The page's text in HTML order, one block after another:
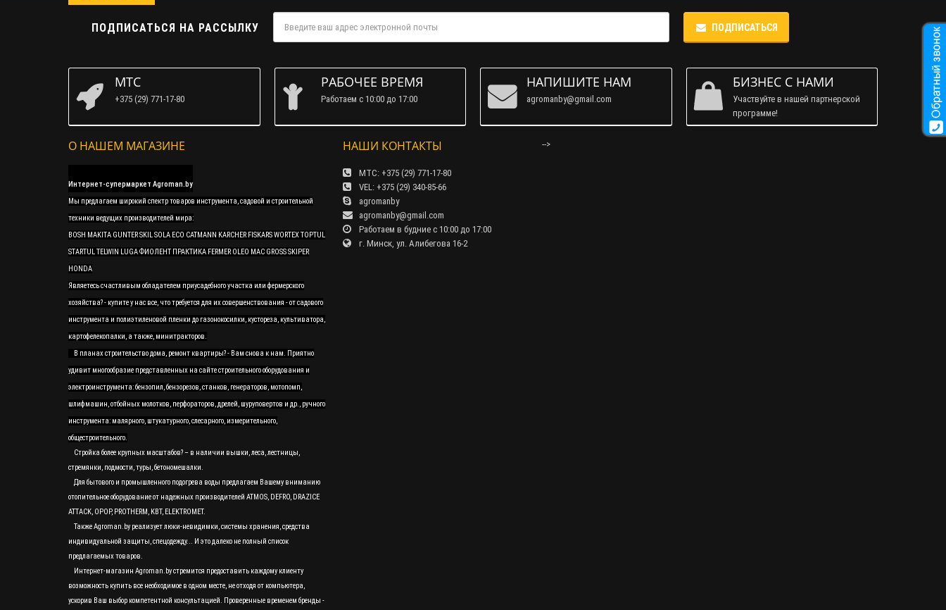
ПОДПИСАТЬСЯ НА РАССЫЛКУ ПОДПИСАТЬСЯ
МТС
+375 (29) 771-17-80
РАБОЧЕЕ ВРЕМЯ
Работаем c 10:00 до 17:00
НАПИШИТЕ НАМ
agromanby@gmail.com
БИЗНЕС С НАМИ
Участвуйте в нашей партнерской
программе!
О НАШЕМ МАГАЗИНЕ
Интернет-супермаркет Agroman.by
Мы предлагаем широкий спектр товаров инструмента, садовой и строительной
техники ведущих производителей мира:
BOSH MAKITA GUNTER SKIL SOLA ECO CATMANN KARCHER FISKARS WORTEX TOPTUL
STARTUL TELWIN LUGA ФИОЛЕНТ ПРАКТИКА FERMER OLEO MAC GROSS SKIPER
HONDA
Являетесь счастливым обладателем приусадебного участка или фермерского
хозяйства? - купите у нас все, что требуется для их совершенствования - от садового
инструмента и полиэтиленовой пленки до газонокосилки, кустореза, культиватора,
картофелекопалки, а также, минитракторов.
В планах строительство дома, ремонт квартиры? - Вам снова к нам. Приятно
удивит многообразие представленных на сайте строительного оборудования и
электроинструмента: бензопил, бензорезов, станков, генераторов, мотопомп,
шлифмашин, отбойных молотков, перфораторов, дрелей, шуруповертов и др., ручного
инструмента: малярного, штукатурного, слесарного, измерительного,
общестроительного.
Стройка более крупных масштабов? – в наличии вышки, леса, лестницы,
стремянки, подмости, туры, бетономешалки.
Для бытового и промышленного подогрева воды предлагаем Вашему вниманию
отопительное оборудование от надежных производителей ATMOS, DEFRO, DRAZICE
ATTACK, OPOP, PROTHERM, KBT, ELEKTROMET.
Также Agroman.by реализует люки-невидимки, системы хранения, средства
индивидуальной защиты, спецодежду... И это далеко не полный список
предлагаемых товаров.
Интернет-магазин Agroman.by стремится предоставить каждому клиенту
возможность купить все необходимое в одном месте, не отходя от компьютера,
ускорив Ваш выбор компетентной консультацией. Проверенные временем бренды -
НАШИ КОНТАКТЫ
МТС: +375 (29) 771-17-80
VEL: +375 (29) 340-85-66
agromanby
agromanby@gmail.com
Работаем в будние с 10:00 до 17:00
г. Минск, ул. Алибегова 16-2
-->